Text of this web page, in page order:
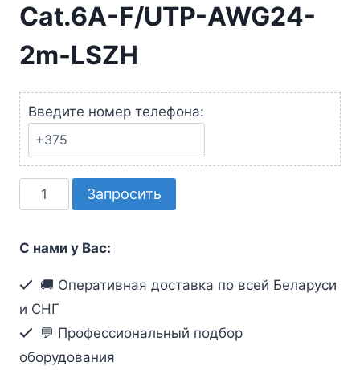
Cat.6A-F/UTP-AWG24-
2m-LSZH
Введите номер телефона:
Количество
товара
корд
Cat.6A-
F/UTP-
AWG24-
Запросить
С нами у Вас:
🚚 Оперативная доставка по всей Беларуси
и СНГ
💬 Профессиональный подбор
оборудования